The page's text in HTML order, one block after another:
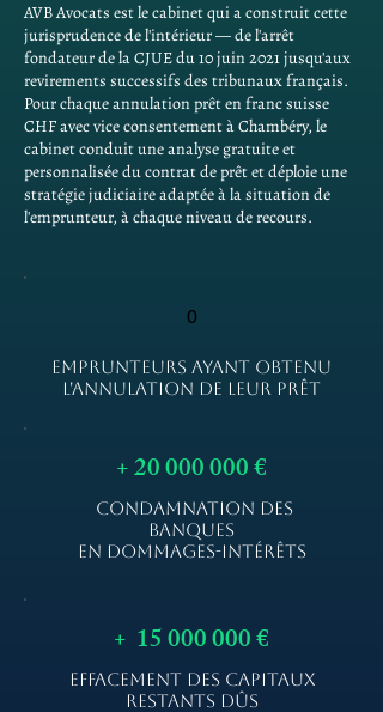
AVB Avocats est le cabinet qui a construit cette
jurisprudence de l'intérieur — de l'arrêt
fondateur de la CJUE du 10 juin 2021 jusqu'aux
revirements successifs des tribunaux français.
Pour chaque annulation prêt en franc suisse
CHF avec vice consentement à Chambéry, le
cabinet conduit une analyse gratuite et
personnalisée du contrat de prêt et déploie une
stratégie judiciaire adaptée à la situation de
l'emprunteur, à chaque niveau de recours.
0
EMPRUNTEURS AYANT OBTENU
L'ANNULATION DE LEUR PRÊT
+20 000 000€
CONDAMNATION DES
BANQUES
EN DOMMAGES-INTÉRÊTS
+ 15 000 000€
EFFACEMENT DES CAPITAUX
RESTANTS DÛS